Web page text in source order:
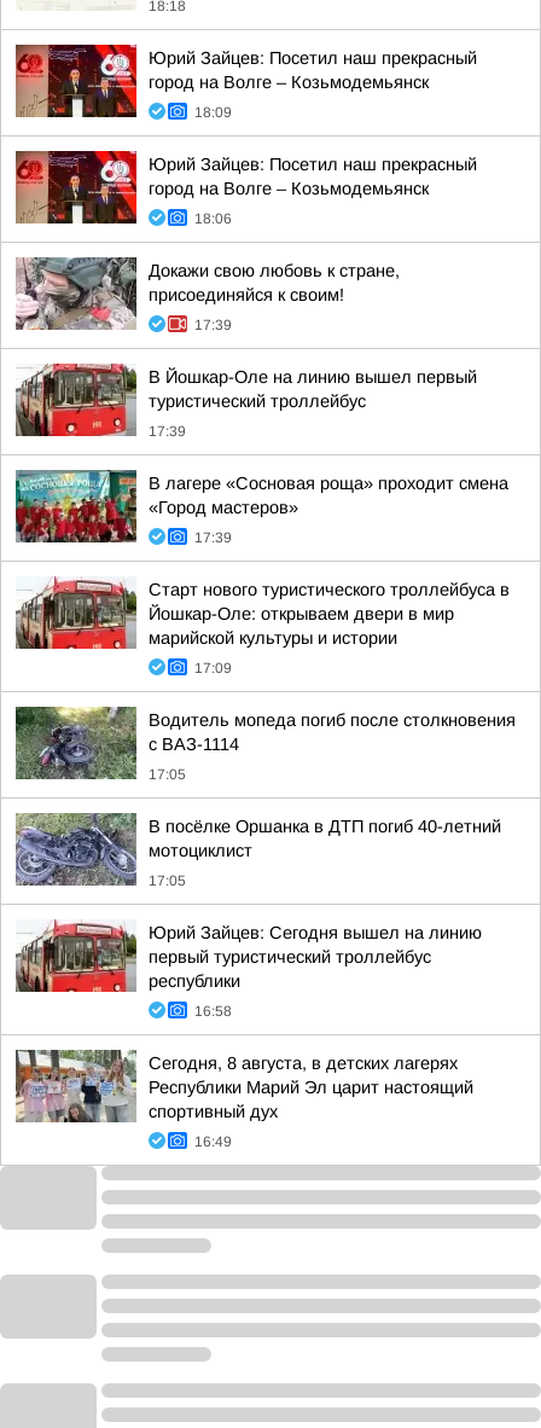
18:18
Юрий Зайцев: Посетил наш прекрасный
город на Волге – Козьмодемьянск
18:09
Юрий Зайцев: Посетил наш прекрасный
город на Волге – Козьмодемьянск
18:06
Докажи свою любовь к стране,
присоединяйся к своим!
17:39
В Йошкар-Оле на линию вышел первый
туристический троллейбус
17:39
В лагере «Сосновая роща» проходит смена
«Город мастеров»
17:39
Старт нового туристического троллейбуса в
Йошкар-Оле: открываем двери в мир
марийской культуры и истории
17:09
Водитель мопеда погиб после столкновения
с ВАЗ-1114
17:05
В посёлке Оршанка в ДТП погиб 40-летний
мотоциклист
17:05
Юрий Зайцев: Сегодня вышел на линию
первый туристический троллейбус
республики
16:58
Сегодня, 8 августа, в детских лагерях
Республики Марий Эл царит настоящий
спортивный дух
16:49